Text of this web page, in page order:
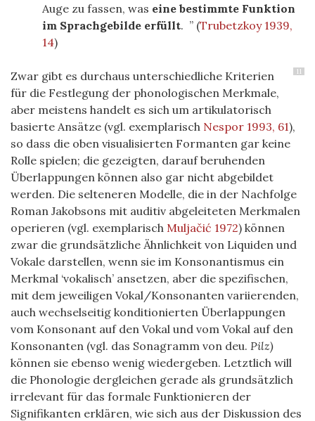
Auge zu fassen, was eine bestimmte Funktion
im Sprachgebilde erfüllt. (Trubetzkoy 1939,
14)
11
Zwar gibt es durchaus unterschiedliche Kriterien
für die Festlegung der phonologischen Merkmale,
aber meistens handelt es sich um artikulatorisch
basierte Ansätze (vgl. exemplarisch Nespor 1993, 61),
so dass die oben visualisierten Formanten gar keine
Rolle spielen; die gezeigten, darauf beruhenden
Überlappungen können also gar nicht abgebildet
werden. Die selteneren Modelle, die in der Nachfolge
Roman Jakobsons mit auditiv abgeleiteten Merkmalen
operieren (vgl. exemplarisch Muljačić 1972) können
zwar die grundsätzliche Ähnlichkeit von Liquiden und
Vokale darstellen, wenn sie im Konsonantismus ein
Merkmal ‘vokalisch’ ansetzen, aber die spezifischen,
mit dem jeweiligen Vokal/Konsonanten variierenden,
auch wechselseitig konditionierten Überlappungen
vom Konsonant auf den Vokal und vom Vokal auf den
Konsonanten (vgl. das Sonagramm von deu. Pilz)
können sie ebenso wenig wiedergeben. Letztlich will
die Phonologie dergleichen gerade als grundsätzlich
irrelevant für das formale Funktionieren der
Signifikanten erklären, wie sich aus der Diskussion des